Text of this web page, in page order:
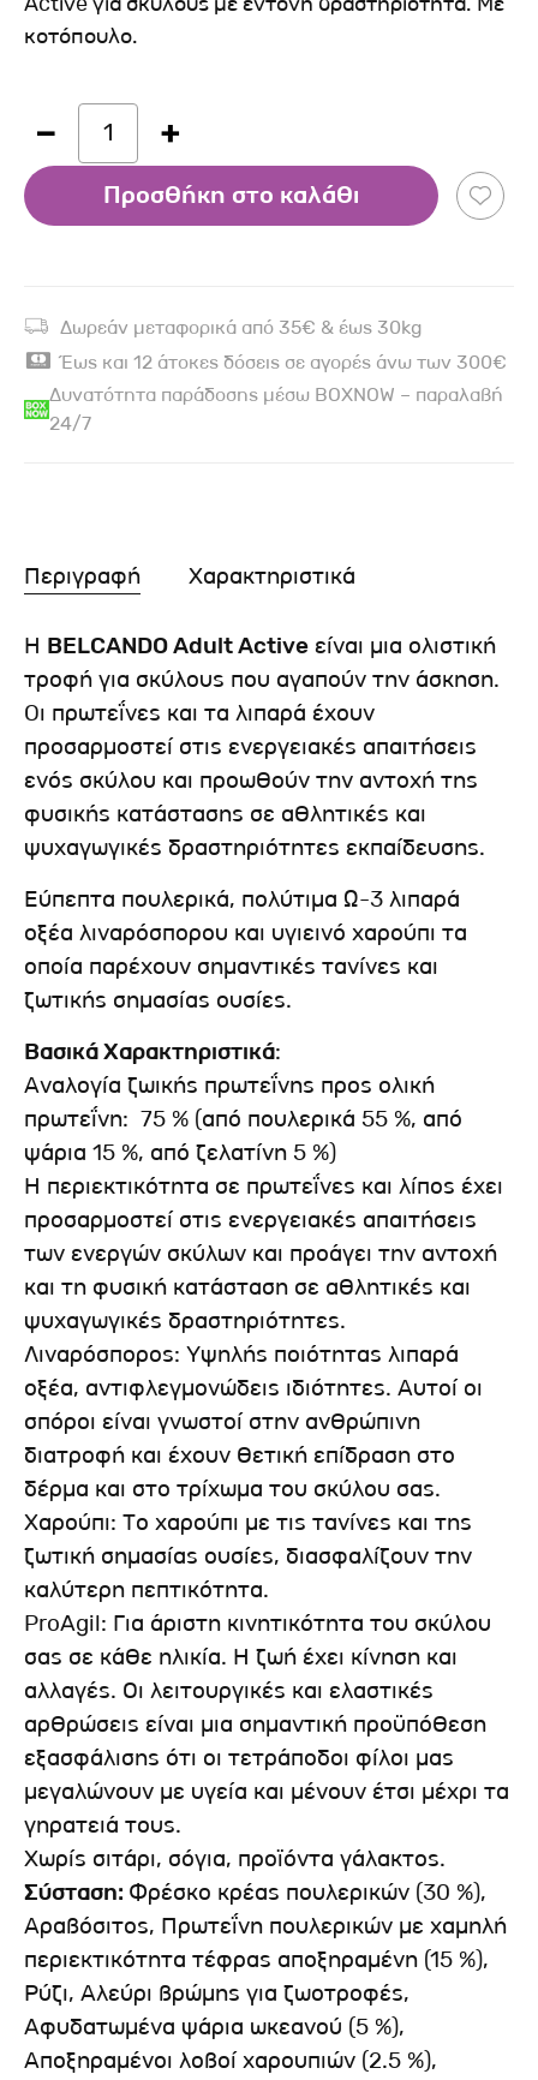
κοτόπουλο.
1
Προσθήκη στο καλάθι
Δωρεάν μεταφορικά από 35€ & έως 30kg
Έως και 12 άτοκες δόσεις σε αγορές άνω των 300€
Δυνατότητα παράδοσης μέσω BOXNOW – παραλαβή
24/7
Περιγραφή Χαρακτηριστικά
Η BELCANDO Adult Active είναι μια ολιστική
τροφή για σκύλους που αγαπούν την άσκηση.
Oι πρωτεΐνες και τα λιπαρά έχουν
προσαρμοστεί στις ενεργειακές απαιτήσεις
ενός σκύλου και προωθούν την αντοχή της
φυσικής κατάστασης σε αθλητικές και
ψυχαγωγικές δραστηριότητες εκπαίδευσης.
Εύπεπτα πουλερικά, πολύτιμα Ω-3 λιπαρά
οξέα λιναρόσπορου και υγιεινό χαρούπι τα
οποία παρέχουν σημαντικές τανίνες και
ζωτικής σημασίας ουσίες.
Βασικά Χαρακτηριστικά:
Αναλογία ζωικής πρωτεΐνης προς ολική
πρωτεΐνη: 75 % (από πουλερικά 55 %, από
ψάρια 15 %, από ζελατίνη 5 %)
Η περιεκτικότητα σε πρωτεΐνες και λίπος έχει
προσαρμοστεί στις ενεργειακές απαιτήσεις
των ενεργών σκύλων και προάγει την αντοχή
και τη φυσική κατάσταση σε αθλητικές και
ψυχαγωγικές δραστηριότητες.
Λιναρόσπορος: Υψηλής ποιότητας λιπαρά
οξέα, αντιφλεγμονώδεις ιδιότητες. Αυτοί οι
σπόροι είναι γνωστοί στην ανθρώπινη
διατροφή και έχουν θετική επίδραση στο
δέρμα και στο τρίχωμα του σκύλου σας.
Χαρούπι: Tο χαρούπι με τις τανίνες και της
ζωτική σημασίας ουσίες, διασφαλίζουν την
καλύτερη πεπτικότητα.
ProAgil: Για άριστη κινητικότητα του σκύλου
σας σε κάθε ηλικία. Η ζωή έχει κίνηση και
αλλαγές. Οι λειτουργικές και ελαστικές
αρθρώσεις είναι μια σημαντική προϋπόθεση
εξασφάλισης ότι οι τετράποδοι φίλοι μας
μεγαλώνουν με υγεία και μένουν έτσι μέχρι τα
γηρατειά τους.
Χωρίς σιτάρι, σόγια, προϊόντα γάλακτος.
Σύσταση: Φρέσκο κρέας πουλερικών (30 %),
Αραβόσιτος, Πρωτεΐνη πουλερικών με χαμηλή
περιεκτικότητα τέφρας αποξηραμένη (15 %),
Ρύζι, Αλεύρι βρώμης για ζωοτροφές,
Aφυδατωμένα ψάρια ωκεανού (5 %),
Αποξηραμένοι λοβοί χαρουπιών (2.5 %),